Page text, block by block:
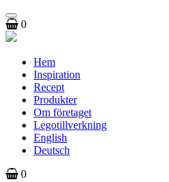
Toggle
navigation
0
Hem
Inspiration
Recept
Produkter
Om företaget
Legotillverkning
English
Deutsch
0